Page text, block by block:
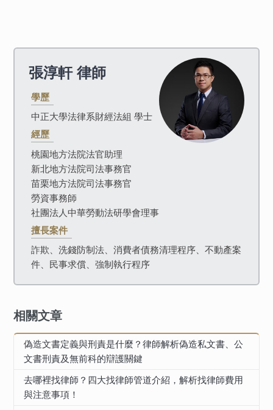
張淳軒律師
學歷
中正大學法律系財經法組 學士
經歷
桃園地方法院法官助理
新北地方法院司法事務官
苗栗地方法院司法事務官
勞資事務師
社團法人中華勞動法研學會理事
擅長案件
詐欺、洗錢防制法、消費者債務清理程序、不動產案
件、民事求償、強制執行程序
相關文章
偽造文書定義與刑責是什麼？律師解析偽造私文書、公
文書刑責及無前科的辯護關鍵
去哪裡找律師？四大找律師管道介紹，解析找律師費用
與注意事項！